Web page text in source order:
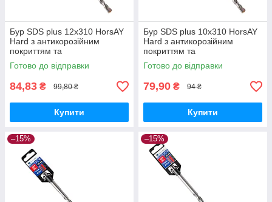
Бур SDS plus 12х310 HorsAY
Hard з антикорозійним
покриттям та
твердосплавною напайкою
YG8C
Готово до відправки
84,83 ₴ 99,80 ₴
Купити
Бур SDS plus 10х310 HorsAY
Hard з антикорозійним
покриттям та
твердосплавною напайкою
YG8C
Готово до відправки
79,90 ₴ 94 ₴
Купити
–15% –15%